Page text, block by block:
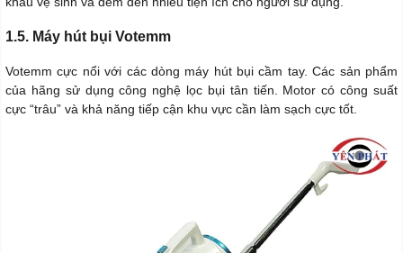
1.5. Máy hút bụi Votemm
Votemm cực nổi với các dòng máy hút bụi cầm tay. Các sản phẩm
của hãng sử dụng công nghệ lọc bụi tân tiến. Motor có công suất
cực “trâu” và khả năng tiếp cận khu vực cần làm sạch cực tốt.